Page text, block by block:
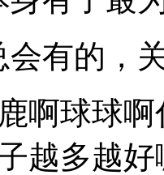
会有的，
啊球球
越多越